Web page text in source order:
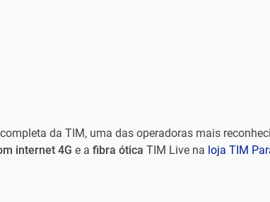
da TIM, uma das operadoras mais
internet 4G e a fibra ótica TIM Live na loja TIM